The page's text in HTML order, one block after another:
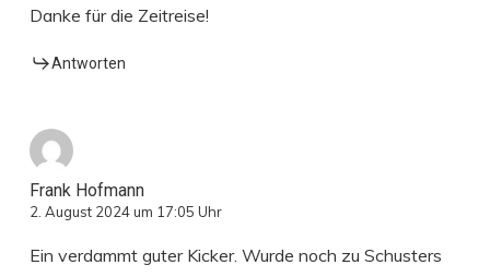
Danke für die Zeitreise!
Antworten
Frank Hofmann
2. August 2024 um 17:05 Uhr
Ein verdammt guter Kicker. Wurde noch zu Schusters